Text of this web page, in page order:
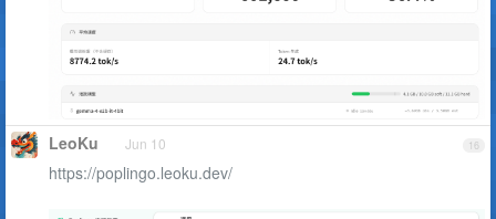
16
LeoKu Jun 10
https://poplingo.leoku.dev/